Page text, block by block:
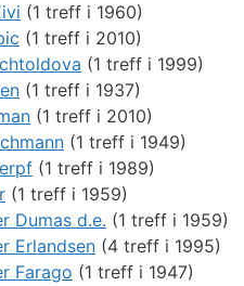
(1 treff i 1960)
(1 treff i 2010)
(1 treff i 1999)
(1 treff i 1937)
(1 treff i 2010)
(1 treff i 1949)
(1 treff i 1989)
(1 treff i 1959)
Dumas d.e. (1 treff i 1959)
Erlandsen (4 treff i 1995)
Farago (1 treff i 1947)